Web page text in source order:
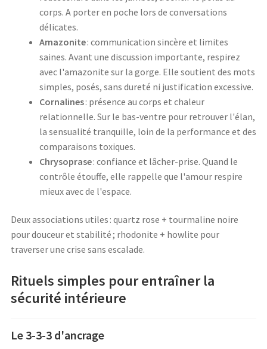
corps. A porter en poche lors de conversations
délicates.
Amazonite: communication sincère et limites
saines. Avant une discussion importante, respirez
avec l'amazonite sur la gorge. Elle soutient des mots
simples, posés, sans dureté ni justification excessive.
Cornalines: présence au corps et chaleur
relationnelle. Sur le bas-ventre pour retrouver l'élan,
la sensualité tranquille, loin de la performance et des
comparaisons toxiques.
Chrysoprase: confiance et lâcher-prise. Quand le
contrôle étouffe, elle rappelle que l'amour respire
mieux avec de l'espace.
Deux associations utiles : quartz rose + tourmaline noire
pour douceur et stabilité ; rhodonite + howlite pour
traverser une crise sans escalade.
Rituels simples pour entraîner la
sécurité intérieure
Le 3-3-3 d'ancrage